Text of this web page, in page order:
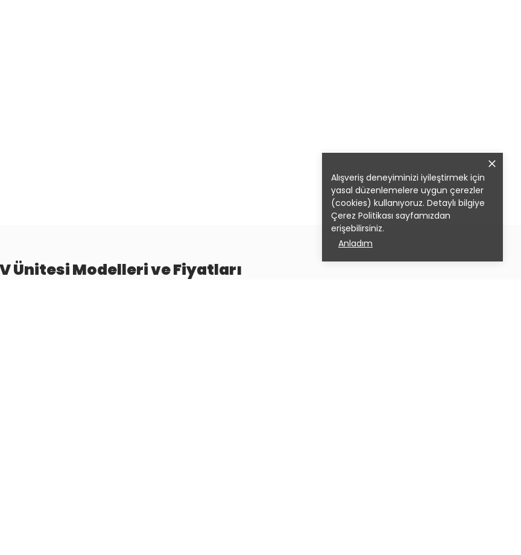
Alışveriş deneyiminizi iyileştirmek için
yasal düzenlemelere uygun çerezler
(cookies) kullanıyoruz. Detaylı bilgiye
Çerez Politikası sayfamızdan
erişebilirsiniz.
Anladım
Ünitesi Modelleri ve Fiyatları